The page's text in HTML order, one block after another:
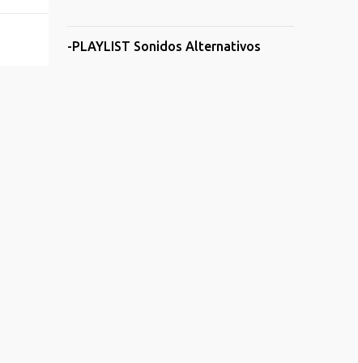
-PLAYLIST Sonidos Alternativos